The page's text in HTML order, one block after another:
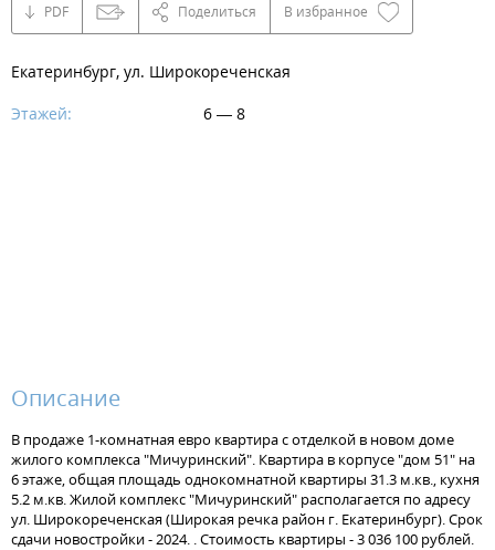
PDF Поделиться В избранное
Екатеринбург, ул. Широкореченская
Этажей:
6 — 8
Описание
В продаже 1-комнатная евро квартира с отделкой в новом доме
жилого комплекса "Мичуринский". Квартира в корпусе "дом 51" на
6 этаже, общая площадь однокомнатной квартиры 31.3 м.кв., кухня
5.2 м.кв. Жилой комплекс "Мичуринский" располагается по адресу
ул. Широкореченская (Широкая речка район г. Екатеринбург). Срок
сдачи новостройки - 2024. . Стоимость квартиры - 3 036 100 рублей.